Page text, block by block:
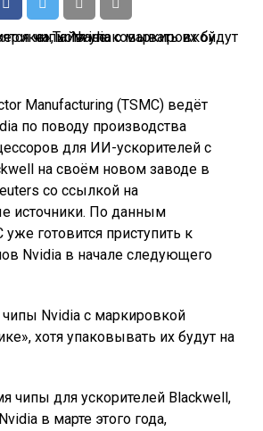
Manufacturing (TSMC) ведёт
по поводу производства
для ИИ-ускорителей с
на своём новом заводе в
со ссылкой на
источники. По данным
уже готовится приступить к
Nvidia в начале следующего
чипы для ускорителей Blackwell,
в марте этого года,